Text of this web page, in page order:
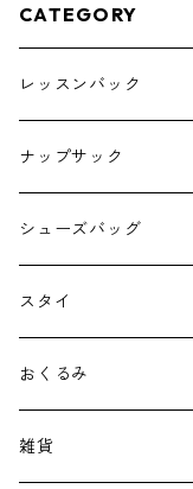
CATEGORY
レッスンバック
ナップサック
シューズバッグ
スタイ
おくるみ
雑貨